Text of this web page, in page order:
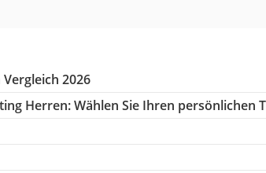
2026
Herren:Wählen Sie Ihren persönlichen